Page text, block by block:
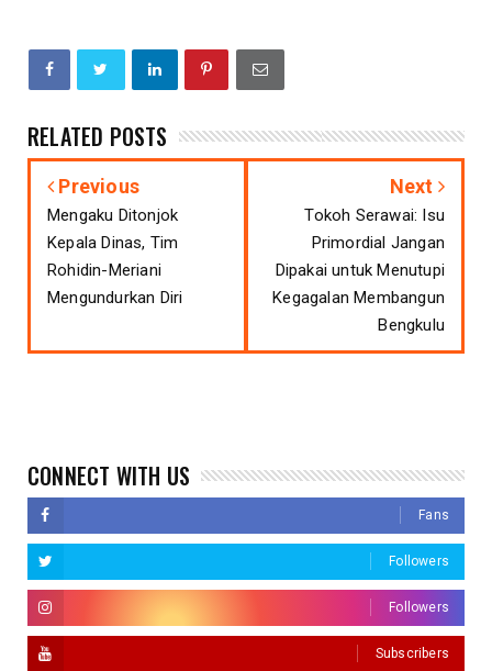
RELATED POSTS
Previous
Mengaku Ditonjok
Kepala Dinas, Tim
Rohidin-Meriani
Mengundurkan Diri
Next
Tokoh Serawai: Isu
Primordial Jangan
Dipakai untuk Menutupi
Kegagalan Membangun
Bengkulu
CONNECT WITH US
Fans
Followers
Followers
Subscribers